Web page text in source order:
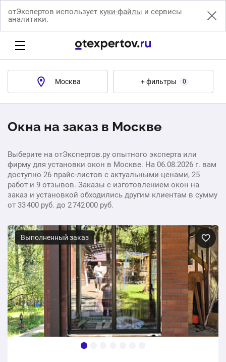
отЭкспертов использует куки-файлы и сервисы
аналитики.
Москва + фильтры 0
Окна на заказ в Москве
Выберите на отЭкспертов.ру опытного эксперта или
фирму для установки окон в Москве. На 06.08.2026 г. вам
доступно 26 прайс-листов с актуальными ценами, 25
работ и 9 отзывов. Заказы с изготовлением окон на
заказ и установкой обходились другим клиентам в сумму
от 33 400 руб. до 2 742 000 руб.
Выполненный заказ